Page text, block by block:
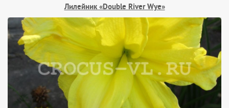
Лилейник «Double River Wye»